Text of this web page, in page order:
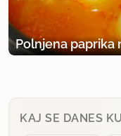
Polnjena paprika
KAJ SE DANES